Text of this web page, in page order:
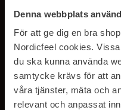
Denna webbplats
För att ge dig en bra
Nordicfeel cookies.
du ska kunna använda
samtycke krävs för att
våra tjänster, mäta och
relevant och anpassat
SUBSCRIBE
NEWSLETTER
Tilaamalla hyväksyt
tahansa.